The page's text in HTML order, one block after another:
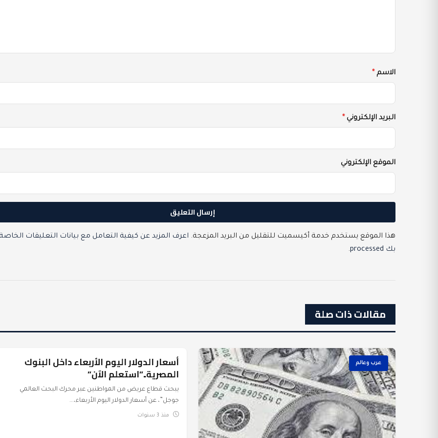
الاسم *
البريد الإلكتروني *
الموقع الإلكتروني
هذا الموقع يستخدم خدمة أكيسميت للتقليل من البريد المزعجة. اعرف المزيد عن كيفية التعامل مع بيانات التعليقات
بك processed
.
مقالات ذات صلة
عرب وعالم عرب وعالم
أسعار الدولار اليوم الأربعاء داخل البنوك
المصرية..”استعلم الآن”
يبحث قطاع عريض من المواطنين عبر محرك البحث العالمي
جوجل”، عن أسعار الدولار اليوم الأربعاء،...
منذ 3 سنوات